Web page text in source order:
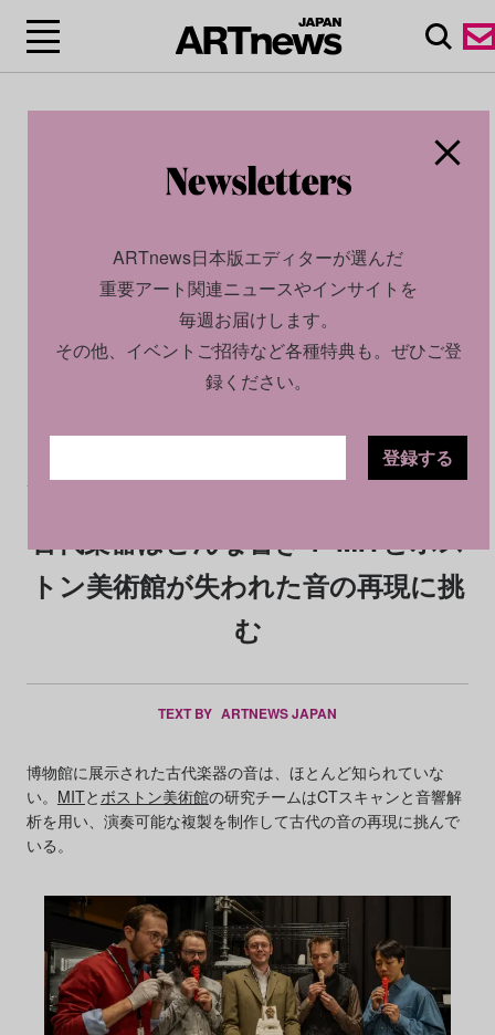
2026.03.11
古代楽器はどんな響き？ MITとボス
トン美術館が失われた音の再現に挑
む
TEXT BY ARTNEWS JAPAN
博物館に展示された古代楽器の音は、ほとんど知られていな
い。 MITとボストン美術館の研究チームはCTスキャンと音響解
析を用い、演奏可能な複製を制作して古代の音の再現に挑んで
いる。
ARTnews日本版エディターが選んだ
重要アート関連ニュースやインサイトを
毎週お届けします。
その他、イベントご招待など各種特典も。ぜひご登
録ください。
登録する